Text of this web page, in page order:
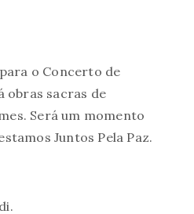
o Concerto de
obras sacras de
Será um momento
Juntos Pela Paz.